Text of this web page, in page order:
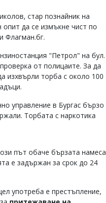
стар познайник на
опит да се измъкне чист по
Флагман.бг.
"Петрол" на бул.
от полицаите. За да
изхвърли торба с около 100
управление в Бургас бързо
Торбата с наркотика
път обаче бързата намеса
е задържан за срок до 24
употреба е престъпление,